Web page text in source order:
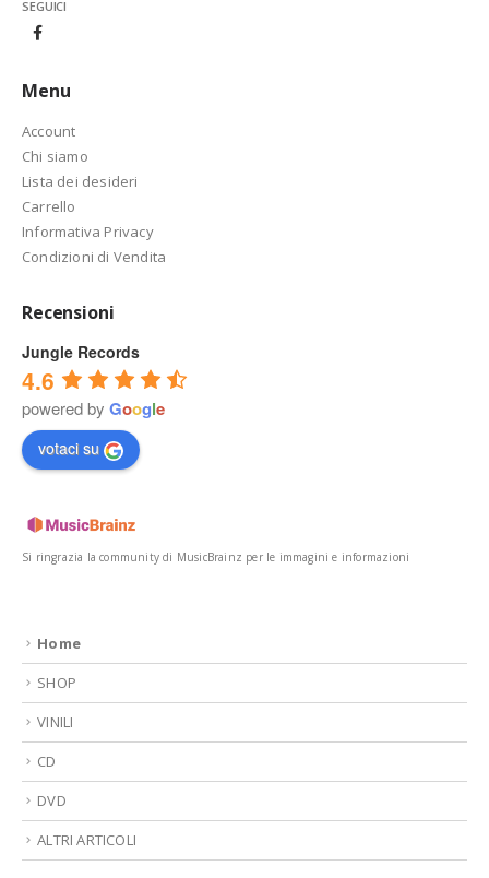
SEGUICI
Menu
Account
Chi siamo
Lista dei desideri
Carrello
Informativa Privacy
Condizioni di Vendita
Recensioni
Jungle Records
4.6
powered by Google
votaci su
Si ringrazia la community di MusicBrainz per le immagini e informazioni
Home
SHOP
VINILI
CD
DVD
ALTRI ARTICOLI